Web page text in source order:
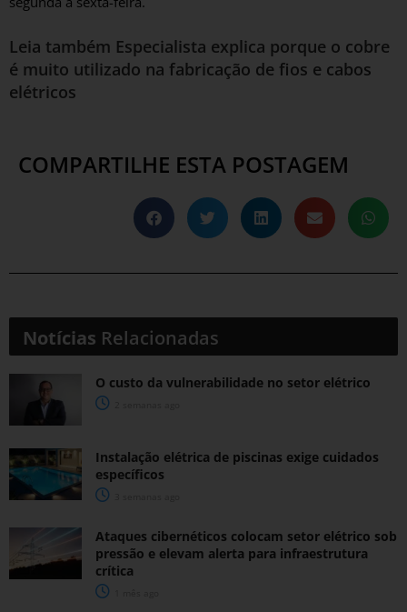
Leia também Especialista explica porque o cobre
é muito utilizado na fabricação de fios e cabos
elétricos
COMPARTILHE ESTA POSTAGEM
Notícias Relacionadas
O custo da vulnerabilidade no setor elétrico
Instalação elétrica de piscinas exige cuidados
específicos
Ataques cibernéticos colocam setor elétrico sob
pressão e elevam alerta para infraestrutura
crítica